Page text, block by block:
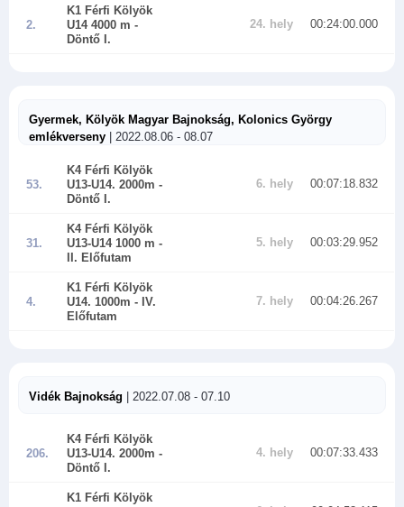
2.
K1 Férfi Kölyök
U14 4000 m -
Döntő I.
24. hely 00:24:00.000
Gyermek, Kölyök Magyar Bajnokság, Kolonics György
emlékverseny | 2022.08.06 - 08.07
53.
K4 Férfi Kölyök
U13-U14. 2000m -
Döntő I.
6. hely 00:07:18.832
31.
K4 Férfi Kölyök
U13-U14 1000 m -
II. Előfutam
5. hely 00:03:29.952
4.
K1 Férfi Kölyök
U14. 1000m - IV.
Előfutam
7. hely 00:04:26.267
Vidék Bajnokság | 2022.07.08 - 07.10
206.
K4 Férfi Kölyök
U13-U14. 2000m -
Döntő I.
4. hely 00:07:33.433
K1 Férfi Kölyök